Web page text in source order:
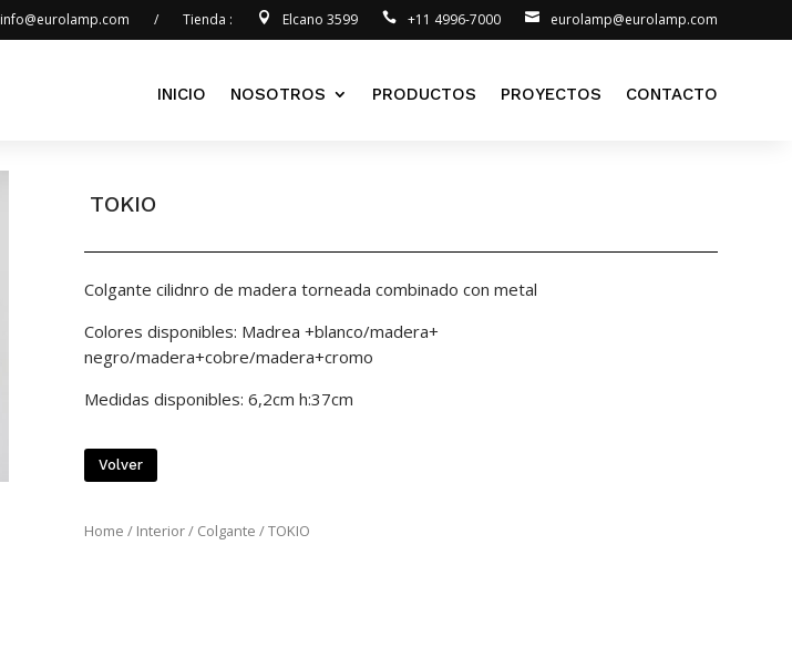
info@eurolamp.com / Tienda : Elcano 3599 +11 4996-7000 eurolamp@eurolamp.com
INICIO NOSOTROS PRODUCTOS PROYECTOS CONTACTO
TOKIO
Colgante cilidnro de madera torneada combinado con metal
Colores disponibles: Madrea +blanco/madera+
negro/madera+cobre/madera+cromo
Medidas disponibles: 6,2cm h:37cm
Volver
Home / Interior/ Colgante / TOKIO